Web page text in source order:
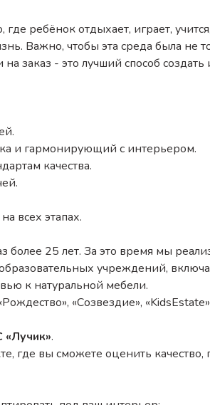
ребёнок отдыхает, играет,
Важно, чтобы эта среда была не
заказ - это лучший способ создать
и гармонирующий с интерьером.
качества.
всех этапах.
25 лет. За это время мы
учреждений,
к натуральной мебели.
«Созвездие»,
.
где вы сможете оценить